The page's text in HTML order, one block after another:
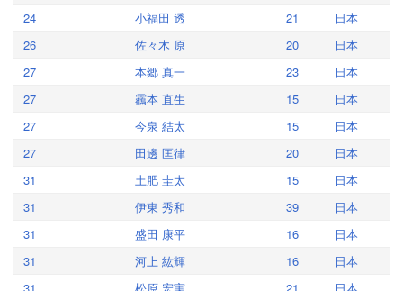
24
小福田 透 21
日本
26
佐々木 原 20
日本
27
本郷 真一 23
日本
27
靏本 直生 15
日本
27
今泉 結太 15
日本
27
田邊 匡律 20
日本
31
土肥 圭太 15
日本
31
伊東 秀和 39
日本
31
盛田 康平 16
日本
31
河上 紘輝 16
日本
31
松原 宏実 21
日本